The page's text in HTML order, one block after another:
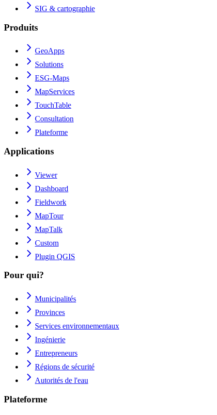
SIG & cartographie
Produits
GeoApps
Solutions
ESG-Maps
MapServices
TouchTable
Consultation
Plateforme
Applications
Viewer
Dashboard
Fieldwork
MapTour
MapTalk
Custom
Plugin QGIS
Pour qui?
Municipalités
Provinces
Services environnementaux
Ingénierie
Entrepreneurs
Régions de sécurité
Autorités de l'eau
Plateforme